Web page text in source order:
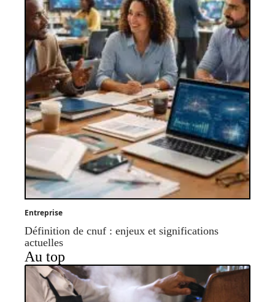
Entreprise
Définition de cnuf : enjeux et significations
actuelles
Au top